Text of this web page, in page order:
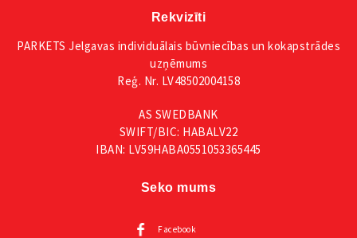
Rekvizīti
PARKETS Jelgavas individuālais būvniecības un kokapstrādes
uzņēmums
Reģ. Nr. LV48502004158
AS SWEDBANK
SWIFT/BIC: HABALV22
IBAN: LV59HABA0551053365445
Seko mums
Facebook